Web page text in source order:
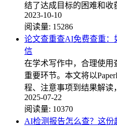
结了达成目标的困难和收
2023-10-10
阅读量: 15286
论文查重查AI免费查重：
信
在学术写作中，合理使用
重要环节。本文将以
程、注意事项到结果解读
2025-07-22
阅读量: 10370
AI检测报告怎么查？这份